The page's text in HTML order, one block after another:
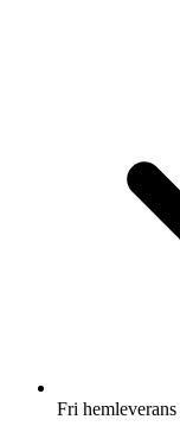
Fri